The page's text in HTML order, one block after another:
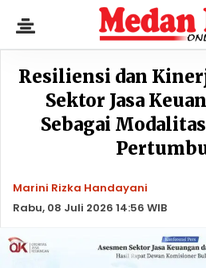
Resiliensi dan
Sektor Jasa
Sebagai
Marini Rizka Handayani
Rabu, 08 Juli 2026 14:56 WIB